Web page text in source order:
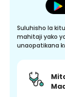
Suluhisho la
mahitaji yako
unaopatikana